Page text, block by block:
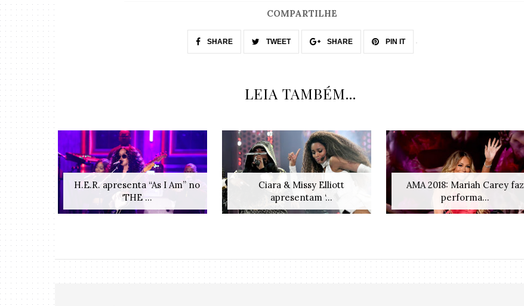
COMPARTILHE
SHARE TWEET SHARE PIN IT
LEIA TAMBÉM...
H.E.R. apresenta “As I Am” no
‘THE ...
Ciara & Missy Elliott
apresentam ‘...
AMA 2018: Mariah Carey faz
performa...